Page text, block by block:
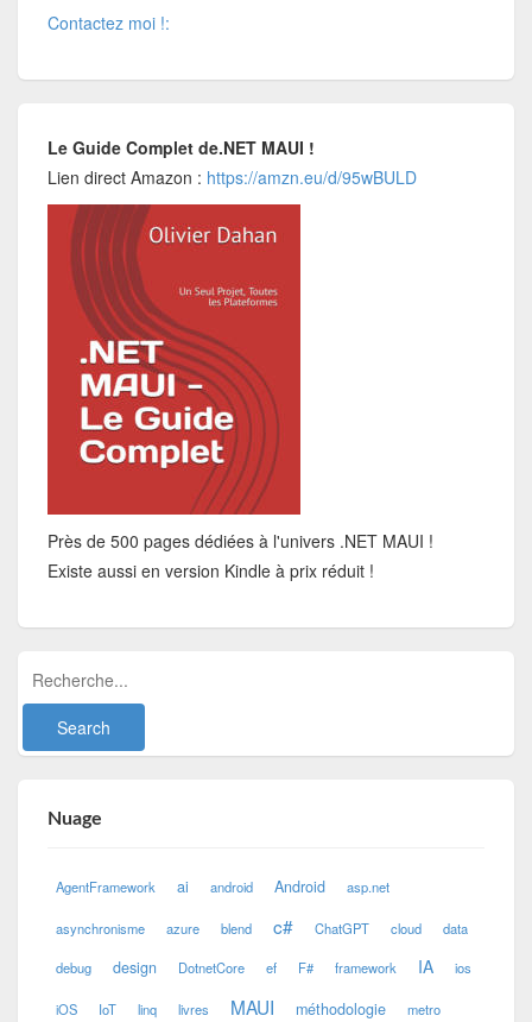
Contactez moi !:
Le Guide Complet de.NET MAUI !
Lien direct Amazon : https://amzn.eu/d/95wBULD
Près de 500 pages dédiées à l'univers .NET MAUI !
Existe aussi en version Kindle à prix réduit !
Nuage
AgentFramework ai android Android asp.net
asynchronisme azure blend c# ChatGPT cloud data
debug design DotnetCore ef F# framework IA ios
iOS IoT linq livres MAUI méthodologie metro